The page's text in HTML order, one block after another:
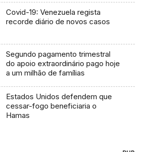
Covid-19: Venezuela regista
recorde diário de novos casos
Segundo pagamento trimestral
do apoio extraordinário pago hoje
a um milhão de famílias
Estados Unidos defendem que
cessar-fogo beneficiaria o
Hamas